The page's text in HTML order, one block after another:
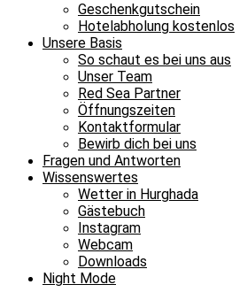
Geschenkgutschein
Hotelabholung kostenlos
Unsere Basis
So schaut es bei uns aus
Unser Team
Red Sea Partner
Öffnungszeiten
Kontaktformular
Bewirb dich bei uns
Fragen und Antworten
Wissenswertes
Wetter in Hurghada
Gästebuch
Instagram
Webcam
Downloads
Night Mode